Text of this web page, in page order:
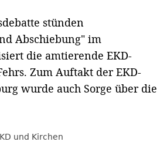
stünden
Abschiebung" im
die amtierende EKD-
Zum Auftakt der EKD-
wurde auch Sorge über die
und Kirchen